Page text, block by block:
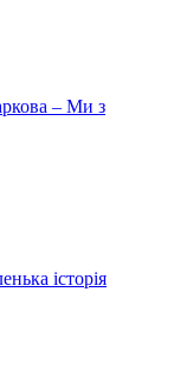
– Ми з
історія